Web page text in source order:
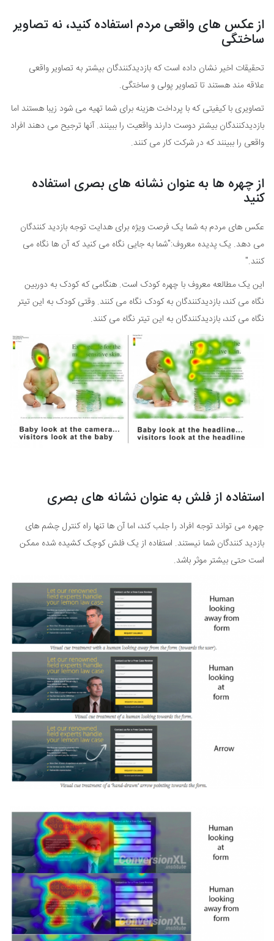
از عکس های واقعی مردم استفاده کنید، نه تصاویر
ساختگی
تحقیقات اخیر نشان داده است که بازدیدکنندگان بیشتر به تصاویر واقعی
علاقه مند هستند تا تصاویر پولی و ساختگی.
تصاویری با کیفیتی که با پرداخت هزینه برای شما تهیه می شود زیبا هستند اما
بازدیدکنندگان بیشتر دوست دارند واقعیت را ببینند. آنها ترجیح می دهند افراد
واقعی را ببینند که در شرکت کار می کنند.
از چهره ها به عنوان نشانه های بصری استفاده
کنید
عکس های مردم به شما یک فرصت ویژه برای هدایت توجه بازدید کنندگان
می دهد. یک پدیده معروف:"شما به جایی نگاه می کنید که آن ها نگاه می
کنند."
این یک مطالعه معروف با چهره کودک است. هنگامی که کودک به دوربین
نگاه می کند، بازدیدکنندگان به کودک نگاه می کنند. وقتی کودک به این تیتر
نگاه می کند، بازدیدکنندگان به این تیتر نگاه می کنند.
استفاده از فلش به عنوان نشانه های بصری
چهره می تواند توجه افراد را جلب کند، اما آن ها تنها راه کنترل چشم های
بازدید کنندگان شما نیستند. استفاده از یک فلش کوچک کشیده شده ممکن
است حتی بیشتر موثر باشد.